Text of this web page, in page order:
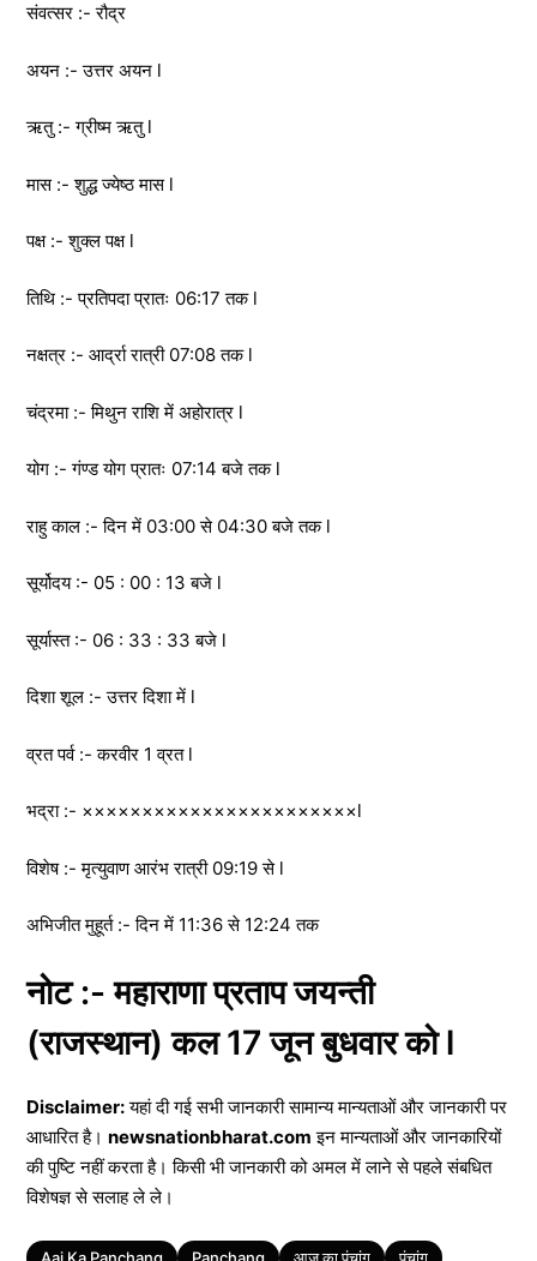
संवत्सर :- रौद्र
अयन :- उत्तर अयन l
ऋतु :- ग्रीष्म ऋतु l
मास :- शुद्ध ज्येष्ठ मास l
पक्ष :- शुक्ल पक्ष l
तिथि :- प्रतिपदा प्रातः 06:17 तक l
नक्षत्र :- आर्द्रा रात्री 07:08 तक l
चंद्रमा :- मिथुन राशि में अहोरात्र l
योग :- गंण्ड योग प्रातः 07:14 बजे तक l
राहु काल :- दिन में 03:00 से 04:30 बजे तक l
सूर्योदय :- 05 : 00 : 13 बजे l
सूर्यास्त :- 06 : 33 : 33 बजे l
दिशा शूल :- उत्तर दिशा में l
व्रत पर्व :- करवीर 1 व्रत l
भद्रा :- ×××××××××××××××××××××××l
विशेष :- मृत्युवाण आरंभ रात्री 09:19 से l
अभिजीत मुहूर्त :- दिन में 11:36 से 12:24 तक
नोट :- महाराणा प्रताप जयन्ती
(राजस्थान) कल 17 जून बुधवार को l
Disclaimer:यहां दी गई सभी जानकारी सामान्य मान्यताओं और जानकारी पर
आधारित है। newsnationbharat.com इन मान्यताओं और जानकारियों
की पुष्टि नहीं करता है। किसी भी जानकारी को अमल में लाने से पहले संबधित
विशेषज्ञ से सलाह ले ले।
Aaj Ka Panchang Panchang आज का पंचांग पंचांग